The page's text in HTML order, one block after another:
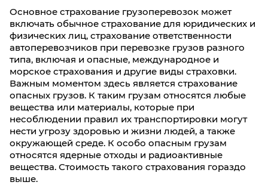
Основное страхование грузоперевозок может
включать обычное страхование для юридических и
физических лиц, страхование ответственности
автоперевозчиков при перевозке грузов разного
типа, включая и опасные, международное и
морское страхования и другие виды страховки.
Важным моментом здесь является страхование
опасных грузов. К таким грузам относятся любые
вещества или материалы, которые при
несоблюдении правил их транспортировки могут
нести угрозу здоровью и жизни людей, а также
окружающей среде. К особо опасным грузам
относятся ядерные отходы и радиоактивные
вещества. Стоимость такого страхования гораздо
выше.